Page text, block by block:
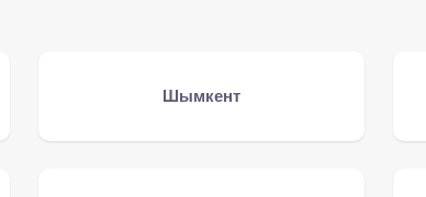
Шымкент